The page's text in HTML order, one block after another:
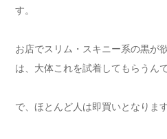
す。
お店でスリム・スキニー系の黒が
は、大体これを試着してもらうんで
で、ほとんど人は即買いとなりま